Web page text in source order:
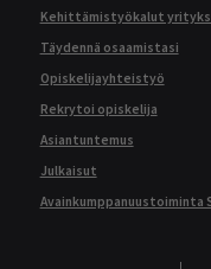
Kehittämistyökalut
Täydennä osaamistasi
Opiskelijayhteistyö
Rekrytoi opiskelija
Asiantuntemus
Julkaisut
Avainkumppanuustoiminta